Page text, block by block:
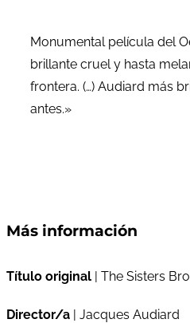
Monumental película del
brillante cruel y hasta
frontera. (…) Audiard más
antes.»
Más información
Título original | The Sisters
Director/a | Jacques Audiard